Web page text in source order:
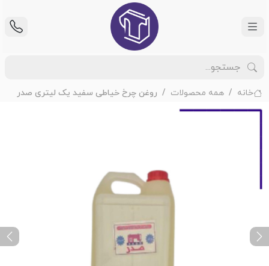
خانه همه محصولات روغن چرخ خیاطی سفید یک لیتری صدر
Previous